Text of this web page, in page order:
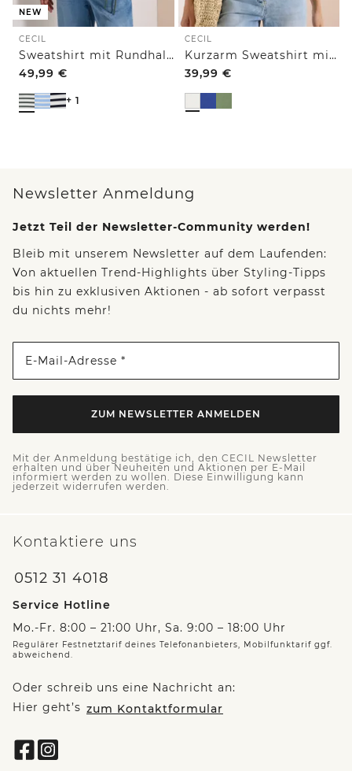
NEW
CECIL
Sweatshirt mit Rundhals und Tunnelzug
49,99 €
+ 1
CECIL
Kurzarm Sweatshirt mit Embroidery
39,99 €
Newsletter Anmeldung
Jetzt Teil der Newsletter-Community werden!
Bleib mit unserem Newsletter auf dem Laufenden:
Von aktuellen Trend-Highlights über Styling-Tipps
bis hin zu exklusiven Aktionen - ab sofort verpasst
du nichts mehr!
E-Mail-Adresse *
ZUM NEWSLETTER ANMELDEN
Mit der Anmeldung bestätige ich, den CECIL Newsletter
erhalten und über Neuheiten und Aktionen per E-Mail
informiert werden zu wollen. Diese Einwilligung kann
jederzeit widerrufen werden.
Kontaktiere uns
0512 31 4018
Service Hotline
Mo.-Fr. 8:00 – 21:00 Uhr, Sa. 9:00 – 18:00 Uhr
Regulärer Festnetztarif deines Telefonanbieters, Mobilfunktarif ggf.
abweichend.
Oder schreib uns eine Nachricht an:
Hier geht’s zum Kontaktformular